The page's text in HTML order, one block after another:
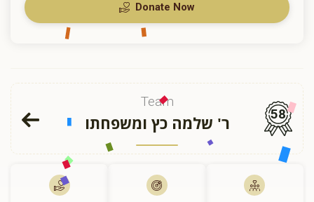
Donate Now
Team
ר' שלמה כץ ומשפחתו 58